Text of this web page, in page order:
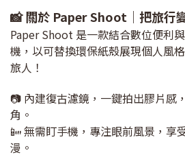
📸 關於 Paper Shoot｜把旅行
Paper Shoot 是一款結合數位便利
機，以可替換環保紙殼展現個人風
旅人！
📷 內建復古濾鏡，一鍵拍出膠片感
角。
📴 無需盯手機，專注眼前風景，享
漫。